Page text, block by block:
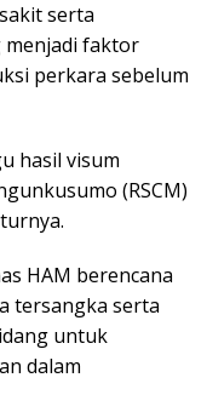
serta
menjadi faktor
perkara sebelum
hasil visum
(RSCM)
HAM berencana
tersangka serta
untuk
dalam